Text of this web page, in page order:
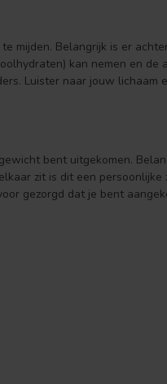
mijden. Belangrijk is er
kan nemen en de
Luister naar jouw lichaam
bent uitgekomen.
zit is dit een persoonlijke
gezorgd dat je bent